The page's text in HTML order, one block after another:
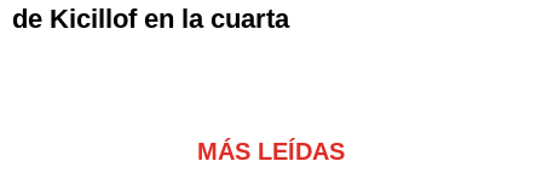
de Kicillof en la cuarta
MÁS LEÍDAS